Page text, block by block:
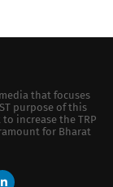
that focuses
purpose of this
increase the TRP
for Bharat